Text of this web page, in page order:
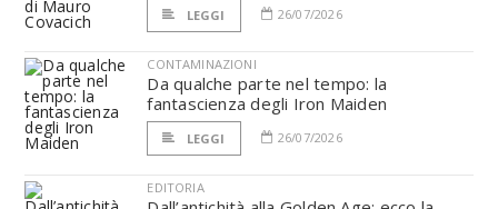
LEGGI 26/07/2026
CONTAMINAZIONI
Da qualche parte nel tempo: la
fantascienza degli Iron Maiden
LEGGI 26/07/2026
EDITORIA